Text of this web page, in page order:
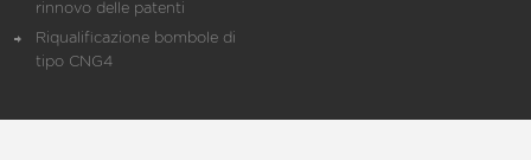
rinnovo delle patenti
Riqualificazione bombole di
tipo CNG4